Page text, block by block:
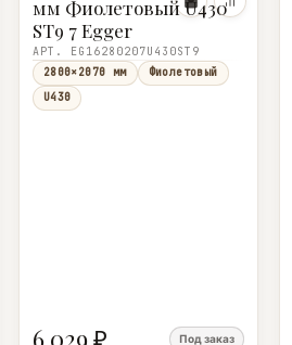
мм Фиолетовый U430
ST9 7 Egger
АРТ. EG16280207U430ST9
2800×2070 мм
Фиолетовый
U430
6 029 ₽ Под заказ